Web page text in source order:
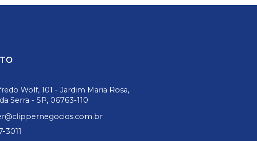
Wolf, 101 - Jardim Maria Rosa,
Serra - SP, 06763-110
3011